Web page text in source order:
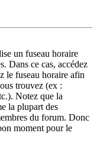
un fuseau horaire
Dans ce cas, accédez
le fuseau horaire afin
trouvez (ex :
Notez que la
la plupart des
du forum. Donc
moment pour le